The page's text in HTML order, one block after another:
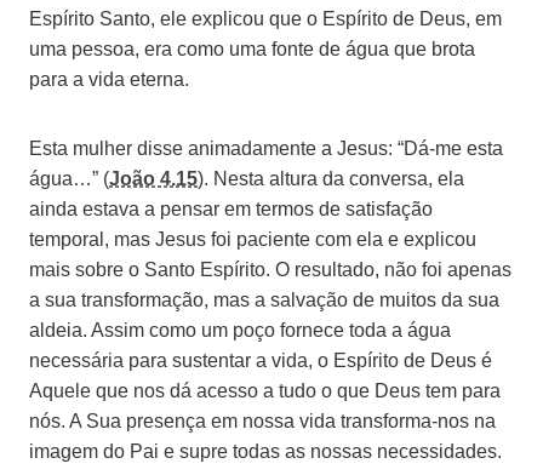
Espírito Santo, ele explicou que o Espírito de Deus, em
uma pessoa, era como uma fonte de água que brota
para a vida eterna.
Esta mulher disse animadamente a Jesus: “Dá-me esta
água…” (João 4.15). Nesta altura da conversa, ela
ainda estava a pensar em termos de satisfação
temporal, mas Jesus foi paciente com ela e explicou
mais sobre o Santo Espírito. O resultado, não foi apenas
a sua transformação, mas a salvação de muitos da sua
aldeia. Assim como um poço fornece toda a água
necessária para sustentar a vida, o Espírito de Deus é
Aquele que nos dá acesso a tudo o que Deus tem para
nós. A Sua presença em nossa vida transforma-nos na
imagem do Pai e supre todas as nossas necessidades.